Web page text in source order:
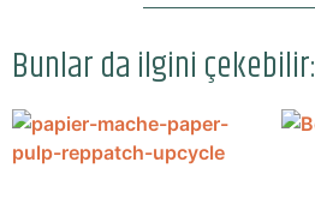
Bunlar da ilgini çekebilir: